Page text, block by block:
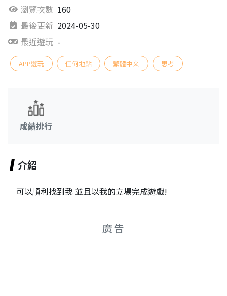
瀏覽次數 160
最後更新 2024-05-30
最近遊玩 -
APP遊玩 任何地點 繁體中文 思考
成績排行
介紹
可以順利找到我 並且以我的立場完成遊戲!
廣告